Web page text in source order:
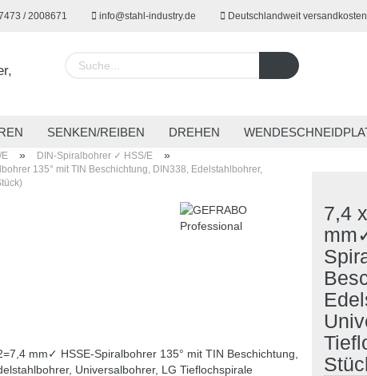
/ 2008671 info@stahl-industry.de Deutschlandweit
Lieferland
Konto
SENKEN/REIBEN DREHEN
SPANNTECHNIK SONDERWERKZEUGE
» DIN-Spiralbohrer ✓ HSS/E »
135° mit TIN Beschichtung, DIN338, Edelstahlbohrer,
7,4